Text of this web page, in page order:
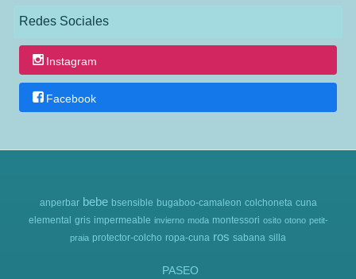
Redes Sociales
Instagram
Facebook
anperbar bebe bsensible bugaboo-camaleon colchoneta cuna
elemental gris impermeable invierno moda montessori osito otono petit-
praia protector-colcho ropa-cuna ros sabana silla
PASEO